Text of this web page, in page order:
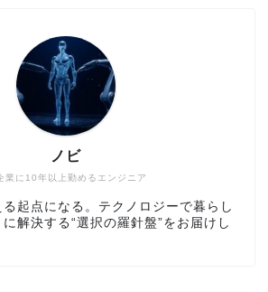
業に10年以上勤めるエンジニア
ノビ
起点になる。テクノロジーで暮らし
解決する“選択の羅針盤”をお届けし